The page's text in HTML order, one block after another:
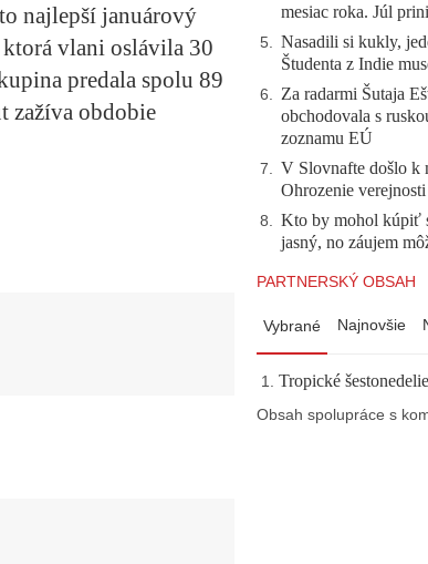
najlepší januárový
vlani oslávila 30
predala spolu 89
zažíva obdobie
mesiac roka. Júl
5. Nasadili si kukly,
Študenta z Indie
6. Za radarmi Šutaja
obchodovala s
zoznamu EÚ
7. V Slovnafte došlo k
Ohrozenie
8. Kto by mohol kúpiť
jasný, no záujem
PARTNERSKÝ OBSAH
Vybrané Najnovšie
Tropické šestonedelie
Obsah spolupráce s